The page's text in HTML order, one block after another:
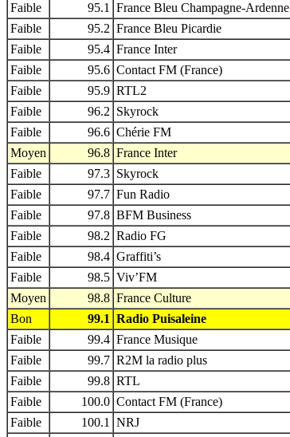
Faible
95.1 France Bleu Champagne-Ardenne
Faible
95.2 France Bleu Picardie
Faible
95.4 France Inter
Faible
95.6 Contact FM (France)
Faible
95.9 RTL2
Faible
96.2 Skyrock
Faible
96.6 Chérie FM
Moyen
96.8 France Inter
Faible
97.3 Skyrock
Faible
97.7 Fun Radio
Faible
97.8 BFM Business
Faible
98.2 Radio FG
Faible
98.4 Graffiti’s
Faible
98.5 Viv’FM
Moyen
98.8 France Culture
Bon
99.1 Radio Puisaleine
Faible
99.4 France Musique
Faible
99.7 R2M la radio plus
Faible
99.8 RTL
Faible
100.0 Contact FM (France)
Faible
100.1 NRJ